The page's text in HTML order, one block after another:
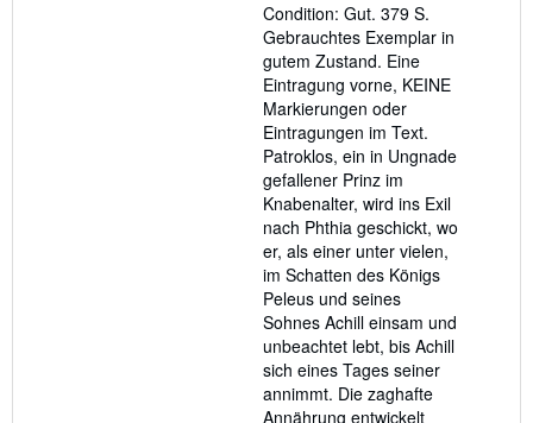
of
5
stars
Condition: Gut. 379 S.
Gebrauchtes Exemplar in
gutem Zustand. Eine
Eintragung vorne, KEINE
Markierungen oder
Eintragungen im Text.
Patroklos, ein in Ungnade
gefallener Prinz im
Knabenalter, wird ins Exil
nach Phthia geschickt, wo
er, als einer unter vielen,
im Schatten des Königs
Peleus und seines
Sohnes Achill einsam und
unbeachtet lebt, bis Achill
sich eines Tages seiner
annimmt. Die zaghafte
Annährung entwickelt